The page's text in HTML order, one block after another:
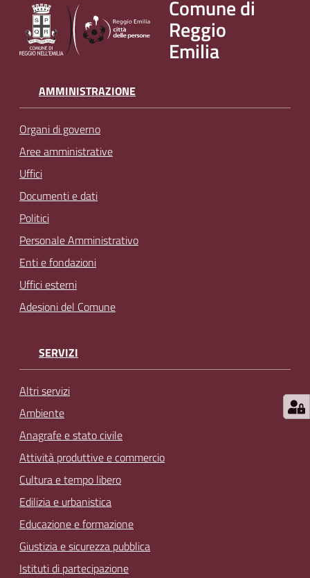
t
Seguici
su
Comune di
Reggio
Emilia
AMMINISTRAZIONE
Organi di governo
Aree amministrative
Uffici
Documenti e dati
Politici
Personale Amministrativo
Enti e fondazioni
Uffici esterni
Adesioni del Comune
SERVIZI
Altri servizi
Ambiente
Anagrafe e stato civile
Attività produttive e commercio
Cultura e tempo libero
Edilizia e urbanistica
Educazione e formazione
Giustizia e sicurezza pubblica
Istituti di partecipazione